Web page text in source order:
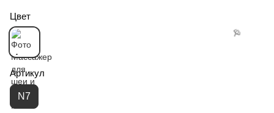
Цвет
Артикул
N7